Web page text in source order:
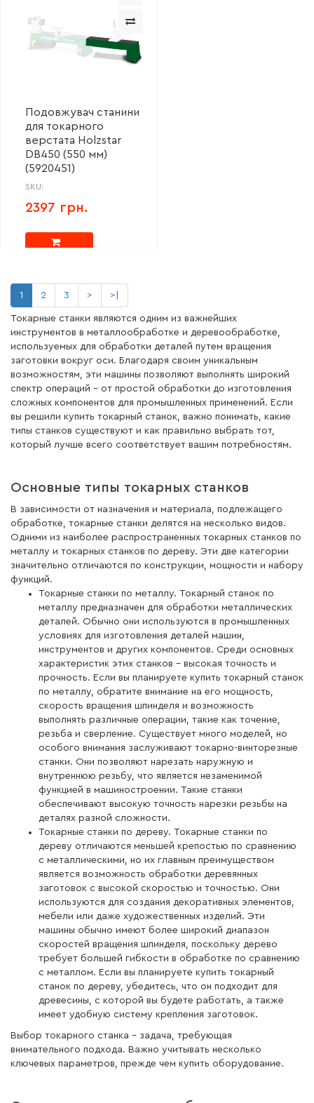
Подовжувач станини
для токарного
верстата Holzstar
DB450 (550 мм)
(5920451)
SKU:
2397 грн.
1 2 3 > >|
Токарные станки являются одним из важнейших
инструментов в металлообработке и деревообработке,
используемых для обработки деталей путем вращения
заготовки вокруг оси. Благодаря своим уникальным
возможностям, эти машины позволяют выполнять широкий
спектр операций – от простой обработки до изготовления
сложных компонентов для промышленных применений. Если
вы решили купить токарный станок, важно понимать, какие
типы станков существуют и как правильно выбрать тот,
который лучше всего соответствует вашим потребностям.
Основные типы токарных станков
В зависимости от назначения и материала, подлежащего
обработке, токарные станки делятся на несколько видов.
Одними из наиболее распространенных токарных станков по
металлу и токарных станков по дереву. Эти две категории
значительно отличаются по конструкции, мощности и набору
функций.
Токарные станки по металлу. Токарный станок по
металлу предназначен для обработки металлических
деталей. Обычно они используются в промышленных
условиях для изготовления деталей машин,
инструментов и других компонентов. Среди основных
характеристик этих станков – высокая точность и
прочность. Если вы планируете купить токарный станок
по металлу, обратите внимание на его мощность,
скорость вращения шпинделя и возможность
выполнять различные операции, такие как точение,
резьба и сверление. Существует много моделей, но
особого внимания заслуживают токарно-винторезные
станки. Они позволяют нарезать наружную и
внутреннюю резьбу, что является незаменимой
функцией в машиностроении. Такие станки
обеспечивают высокую точность нарезки резьбы на
деталях разной сложности.
Токарные станки по дереву. Токарные станки по
дереву отличаются меньшей крепостью по сравнению
с металлическими, но их главным преимуществом
является возможность обработки деревянных
заготовок с высокой скоростью и точностью. Они
используются для создания декоративных элементов,
мебели или даже художественных изделий. Эти
машины обычно имеют более широкий диапазон
скоростей вращения шпинделя, поскольку дерево
требует большей гибкости в обработке по сравнению
с металлом. Если вы планируете купить токарный
станок по дереву, убедитесь, что он подходит для
древесины, с которой вы будете работать, а также
имеет удобную систему крепления заготовок.
Выбор токарного станка – задача, требующая
внимательного подхода. Важно учитывать несколько
ключевых параметров, прежде чем купить оборудование.